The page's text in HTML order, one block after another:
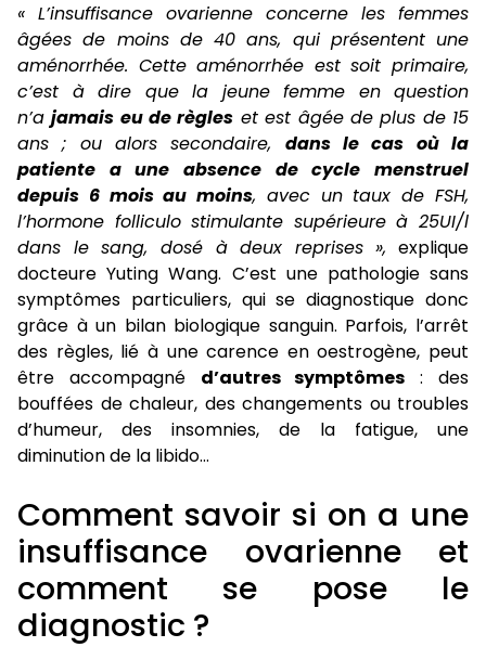
« L’insuffisance ovarienne concerne les femmes
âgées de moins de 40 ans, qui présentent une
aménorrhée. Cette aménorrhée est soit primaire,
c’est à dire que la jeune femme en question
n’ajamais eu de règles et est âgée de plus de 15
ans ; ou alors secondaire, dans le cas où la
patiente a une absence de cycle menstruel
depuis 6 mois au moins, avec un taux de FSH,
l’hormone folliculo stimulante supérieure à 25UI/l
dans le sang, dosé à deux reprises », explique
docteure Yuting Wang. C’est une pathologie sans
symptômes particuliers, qui se diagnostique donc
grâce à un bilan biologique sanguin. Parfois, l’arrêt
des règles, lié à une carence en oestrogène, peut
être accompagné d’autres symptômes : des
bouffées de chaleur, des changements ou troubles
d’humeur, des insomnies, de la fatigue, une
diminution de la libido…
Comment savoir si on a une
insuffisance ovarienne et
comment se pose le
diagnostic ?